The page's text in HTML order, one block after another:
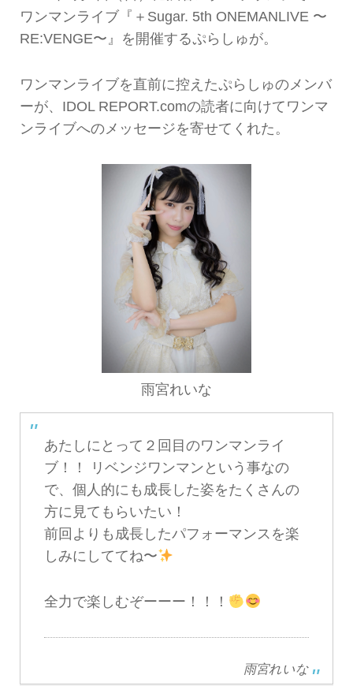
ワンマンライブ『＋Sugar. 5th ONEMANLIVE 〜
RE:VENGE〜』を開催するぷらしゅが。
ワンマンライブを直前に控えたぷらしゅのメンバ
ーが、IDOL REPORT.comの読者に向けてワンマ
ンライブへのメッセージを寄せてくれた。
雨宮れいな
あたしにとって２回目のワンマンライ
ブ！！ リベンジワンマンという事なの
で、個人的にも成長した姿をたくさんの
方に見てもらいたい！
前回よりも成長したパフォーマンスを楽
しみにしててね〜
全力で楽しむぞーーー！！！
雨宮れいな